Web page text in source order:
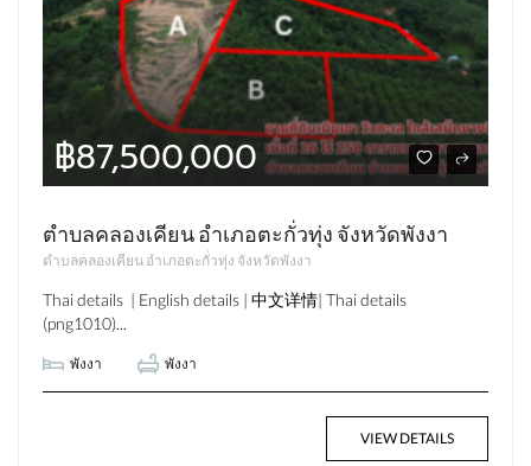
฿87,500,000
ตำบลคลองเคียน อำเภอตะกั่วทุ่ง จังหวัดพังงา
ตำบลคลองเคียน อำเภอตะกั่วทุ่ง จังหวัดพังงา
Thai details | English details | 中文详情| Thai details
(png1010)...
พังงา พังงา
VIEW DETAILS